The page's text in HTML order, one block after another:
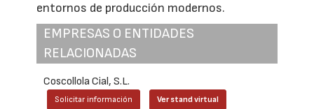
entornos de producción modernos.
EMPRESAS O ENTIDADES
RELACIONADAS
Coscollola Cial, S.L.
Solicitar información Ver stand virtual